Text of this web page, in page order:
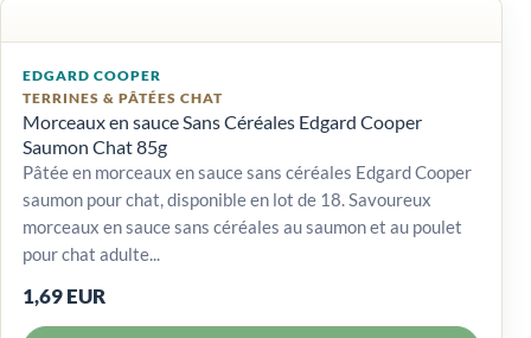
EDGARD COOPER
TERRINES & PÂTÉES CHAT
Morceaux en sauce Sans Céréales Edgard Cooper
Saumon Chat 85g
Pâtée en morceaux en sauce sans céréales Edgard Cooper
saumon pour chat, disponible en lot de 18. Savoureux
morceaux en sauce sans céréales au saumon et au poulet
pour chat adulte...
1,69 EUR